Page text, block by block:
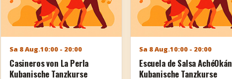
Sa 8 Aug.10:00 - 20:00
Casineros von La Perla
Kubanische Tanzkurse
Sa 8 Aug.10:00 - 20:00
Escuela de Salsa AchéOkán
Kubanische Tanzkurse